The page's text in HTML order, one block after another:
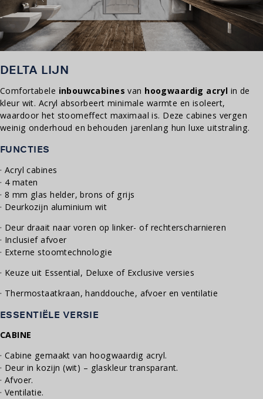
DELTA LIJN
Comfortabele inbouwcabines van hoogwaardig acryl in de
kleur wit. Acryl absorbeert minimale warmte en isoleert,
waardoor het stoomeffect maximaal is. Deze cabines vergen
weinig onderhoud en behouden jarenlang hun luxe uitstraling.
FUNCTIES
· Acryl cabines
· 4 maten
· 8 mm glas helder, brons of grijs
· Deurkozijn aluminium wit
· Deur draait naar voren op linker- of rechterscharnieren
· Inclusief afvoer
· Externe stoomtechnologie
· Keuze uit Essential, Deluxe of Exclusive versies
· Thermostaatkraan, handdouche, afvoer en ventilatie
ESSENTIËLE VERSIE
CABINE
· Cabine gemaakt van hoogwaardig acryl.
· Deur in kozijn (wit) – glaskleur transparant.
· Afvoer.
· Ventilatie.